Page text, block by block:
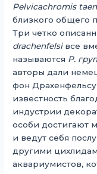
Pelvicachromis
близкого общего
Три четко
drachenfelsiвсе
называются P.
авторы дали
фон Драхенфельсу
известность
индустрии
особи достигают
и ведут себя
другими
аквариумистов,